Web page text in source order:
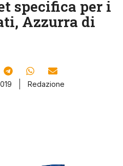
specifica per i
Azzurra di
Redazione